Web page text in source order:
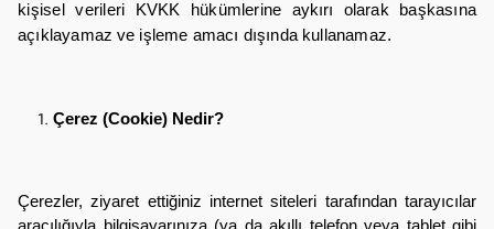
kişisel verileri
KVKK hükümlerine aykırı olarak başkasına
açıklayamazve işleme amacı dışında kullanamaz.
Çerez (Cookie) Nedir?
Çerezler, ziyaret ettiğiniz internet siteleri tarafından tarayıcılar